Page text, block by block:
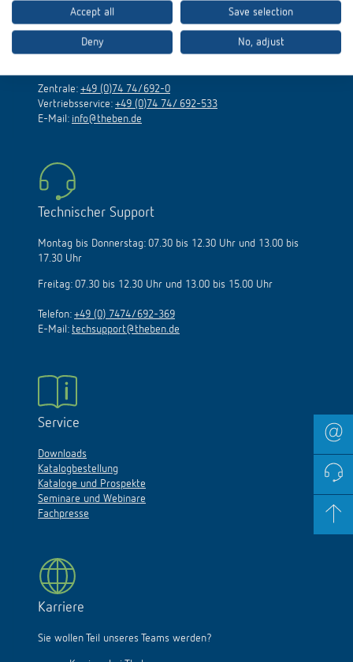
Theben AG
Hohenbergstraße 32
Zentrale: +49 (0)74 74/692-0
Vertriebsservice: +49 (0)74 74/ 692-533
E-Mail: info@theben.de
Technischer Support
Montag bis Donnerstag: 07.30 bis 12.30 Uhr und 13.00 bis
17.30 Uhr
Freitag: 07.30 bis 12.30 Uhr und 13.00 bis 15.00 Uhr
Telefon: +49 (0) 7474/692-369
E-Mail: techsupport@theben.de
Service
Downloads
Katalogbestellung
Kataloge und Prospekte
Seminare und Webinare
Fachpresse
Karriere
Sie wollen Teil unseres Teams werden?
Accept all Save selection
Deny No, adjust